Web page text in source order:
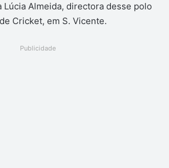
Lúcia Almeida, directora desse polo
Cricket, em S. Vicente.
Publicidade